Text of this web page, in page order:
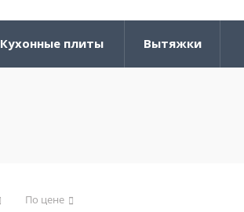
Кухонные плиты Вытяжки
По цене